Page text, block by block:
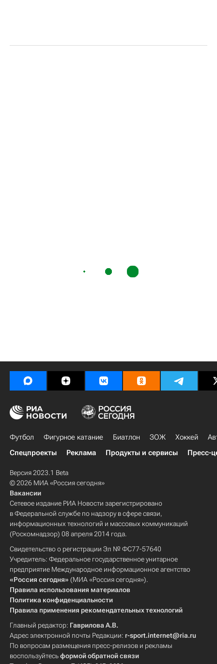
Футбол Фигурное катание Биатлон ЗОЖ Хоккей
Спецпроекты
Реклама Продукты и сервисы Пресс-
Версия 2023.1 Beta
© 2026 МИА «Россия сегодня»
Вакансии
Сетевое издание РИА Новости зарегистрировано
в Федеральной службе по надзору в сфере связи,
информационных технологий и массовых коммуникаций
(Роскомнадзор) 08 апреля 2014 года.
Свидетельство о регистрации Эл № ФС77-57640
Учредитель: Федеральное государственное унитарное
предприятие Международное информационное агентство
«Россия сегодня» (МИА «Россия сегодня»).
Правила использования материалов
Политика конфиденциальности
Правила применения рекомендательных технологий
Главный редактор: Гаврилова А.В.
Адрес электронной почты Редакции: r-sport.internet@ria.ru
По вопросам размещения пресс-релизов и рекламы
воспользуйтесьформой обратной связи